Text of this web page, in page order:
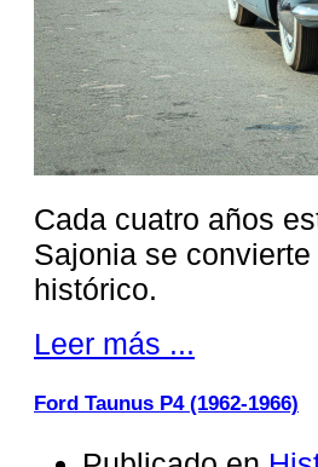
Cada cuatro años
Sajonia se
histórico.
Leer más ...
Ford Taunus P4 (1962-1966)